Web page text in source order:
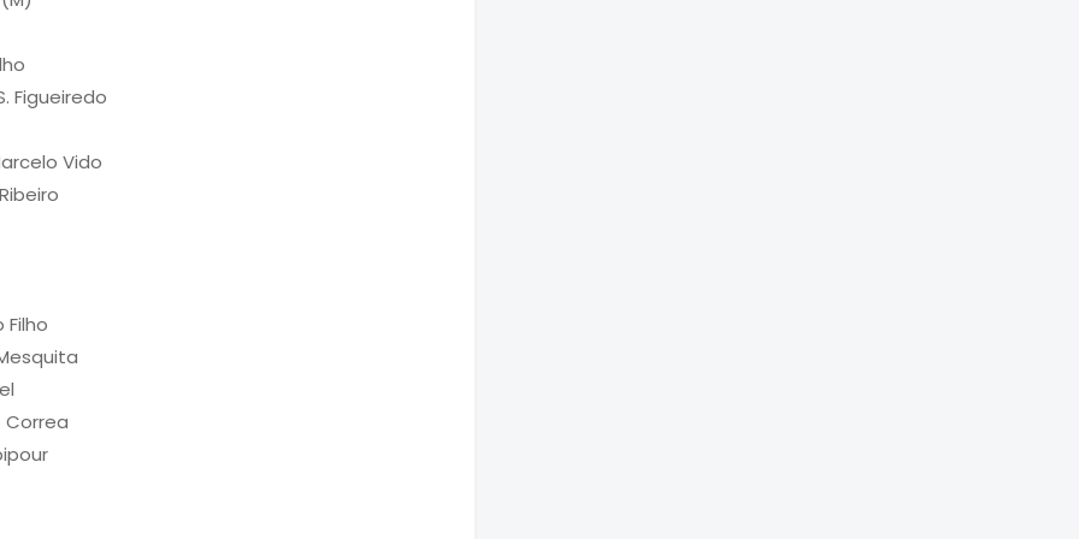
Figueiredo
Vido
Filho
Correa